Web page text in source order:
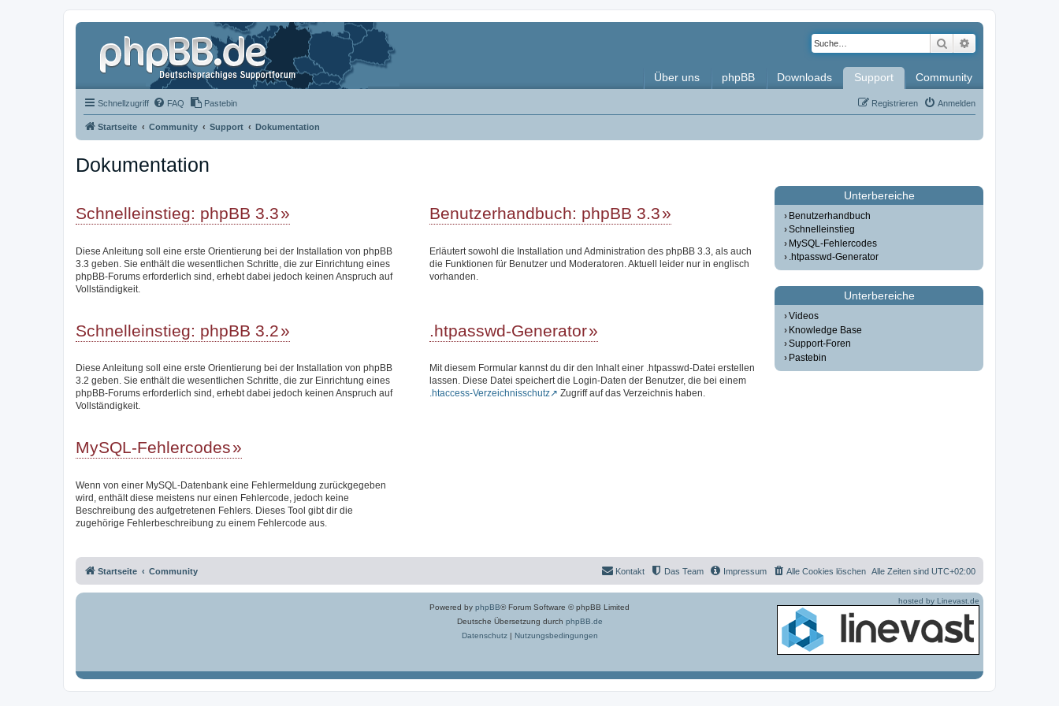
Suche
Über uns phpBB Downloads Support Community
Schnellzugriff FAQ Pastebin Anmelden
Registrieren
Startseite Community Support Dokumentation
Dokumentation
Schnelleinstieg: phpBB 3.3
Diese Anleitung soll eine erste Orientierung bei der Installation von phpBB
3.3 geben. Sie enthält die wesentlichen Schritte, die zur Einrichtung eines
phpBB-Forums erforderlich sind, erhebt dabei jedoch keinen Anspruch auf
Vollständigkeit.
Benutzerhandbuch: phpBB 3.3
Erläutert sowohl die Installation und Administration des phpBB 3.3, als auch
die Funktionen für Benutzer und Moderatoren. Aktuell leider nur in englisch
vorhanden.
Schnelleinstieg: phpBB 3.2
Diese Anleitung soll eine erste Orientierung bei der Installation von phpBB
3.2 geben. Sie enthält die wesentlichen Schritte, die zur Einrichtung eines
phpBB-Forums erforderlich sind, erhebt dabei jedoch keinen Anspruch auf
Vollständigkeit.
.htpasswd-Generator
Mit diesem Formular kannst du dir den Inhalt einer .htpasswd-Datei erstellen
lassen. Diese Datei speichert die Login-Daten der Benutzer, die bei einem
.htaccess-Verzeichnisschutz
Zugriff auf das Verzeichnis haben.
MySQL-Fehlercodes
Wenn von einer MySQL-Datenbank eine Fehlermeldung zurückgegeben
wird, enthält diese meistens nur einen Fehlercode, jedoch keine
Beschreibung des aufgetretenen Fehlers. Dieses Tool gibt dir die
zugehörige Fehlerbeschreibung zu einem Fehlercode aus.
Unterbereiche
Benutzerhandbuch
Schnelleinstieg
MySQL-Fehlercodes
.htpasswd-Generator
Unterbereiche
Videos
Knowledge Base
Support-Foren
Pastebin
Startseite Community Alle Zeiten sind UTC+02:00
Alle Cookies löschen
Impressum
Das Team
Kontakt
Powered by phpBB® Forum Software © phpBB Limited
Deutsche Übersetzung durch phpBB.de
Datenschutz| Nutzungsbedingungen
hosted by Linevast.de